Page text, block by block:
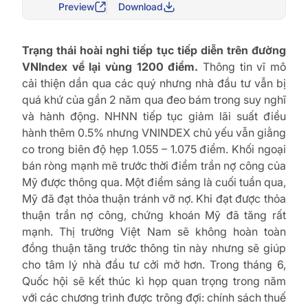
Preview Download
Trạng thái hoài nghi tiếp tục tiếp diễn trên đường
VNIndex về lại vùng 1200 điểm. Thông tin vĩ mô
cải thiện dần qua các quý nhưng nhà đầu tư vẫn bị
quá khứ của gần 2 năm qua đeo bám trong suy nghĩ
và hành động. NHNN tiếp tục giảm lãi suất điều
hành thêm 0.5% nhưng VNINDEX chủ yếu vẫn giằng
co trong biên độ hẹp 1.055 – 1.075 điểm. Khối ngoại
bán ròng mạnh mẽ trước thời điểm trần nợ công của
Mỹ được thông qua. Một điểm sáng là cuối tuần qua,
Mỹ đã đạt thỏa thuận tránh vỡ nợ. Khi đạt được thỏa
thuận trần nợ công, chứng khoán Mỹ đã tăng rất
mạnh. Thị trường Việt Nam sẽ không hoàn toàn
đồng thuận tăng trước thông tin này nhưng sẽ giúp
cho tâm lý nhà đầu tư cởi mở hơn. Trong tháng 6,
Quốc hội sẽ kết thúc kì họp quan trọng trong năm
với các chương trình được trông đợi: chính sách thuế